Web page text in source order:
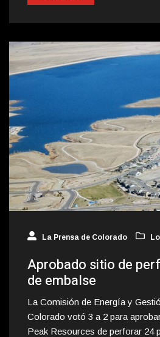
La Prensa de Colorado
Aprobado sitio de
de embalse
La Comisión de Energía y
Colorado votó 3 a 2 para
Peak Resources de perforar 24